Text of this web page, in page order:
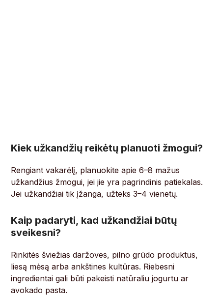
Kiek užkandžių reikėtų planuoti žmogui?
Rengiant vakarėlį, planuokite apie 6–8 mažus
užkandžius žmogui, jei jie yra pagrindinis patiekalas.
Jei užkandžiai tik įžanga, užteks 3–4 vienetų.
Kaip padaryti, kad užkandžiai būtų
sveikesni?
Rinkitės šviežias daržoves, pilno grūdo produktus,
liesą mėsą arba ankštines kultūras. Riebesni
ingredientai gali būti pakeisti natūraliu jogurtu ar
avokado pasta.